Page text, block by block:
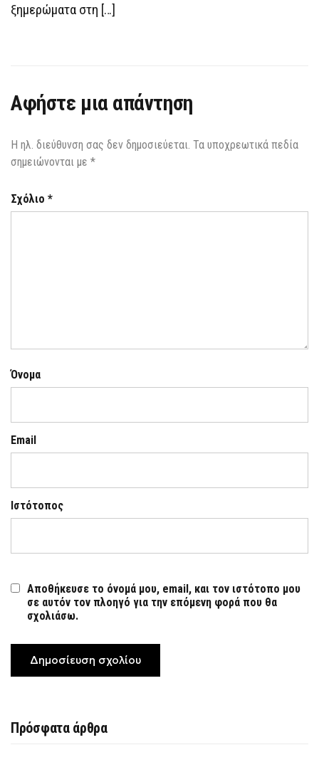
ξημερώματα στη […]
Αφήστε μια απάντηση
Η ηλ. διεύθυνση σας δεν δημοσιεύεται. Τα υποχρεωτικά πεδία
σημειώνονται με *
Σχόλιο *
Όνομα
Email
Ιστότοπος
Αποθήκευσε το όνομά μου, email, και τον ιστότοπο μου
σε αυτόν τον πλοηγό για την επόμενη φορά που θα
σχολιάσω.
Πρόσφατα άρθρα